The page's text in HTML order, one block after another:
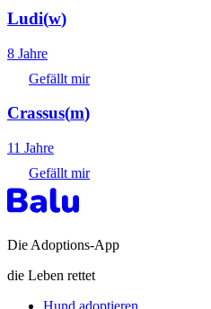
Ludi(w)
8 Jahre
Gefällt mir
Crassus(m)
11 Jahre
Gefällt mir
Die Adoptions-App
die Leben rettet
Hund adoptieren